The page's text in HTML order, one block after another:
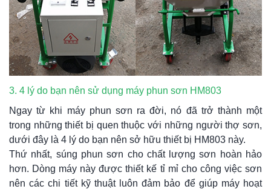
3. 4 lý do bạn nên sử dụng máy phun sơn HM803
Ngay từ khi máy phun sơn ra đời, nó đã trở thành một
trong những thiết bị quen thuộc với những người thợ sơn,
dưới đây là 4 lý do bạn nên sở hữu thiết bị HM803 này.
Thứ nhất, súng phun sơn cho chất lượng sơn hoàn hảo
hơn. Dòng máy này được thiết kế tỉ mỉ cho công việc sơn
nên các chi tiết kỹ thuật luôn đảm bảo để giúp máy hoạt